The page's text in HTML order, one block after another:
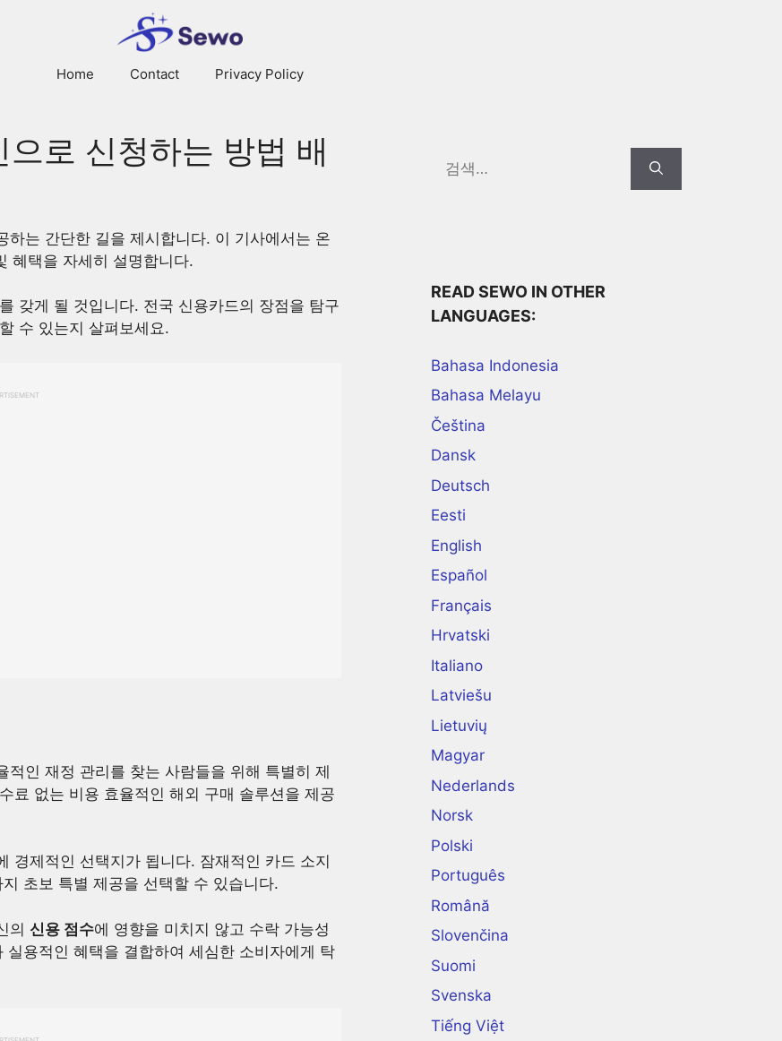
Home Contact Privacy Policy
로 신청하는 방법 배
는 간단한 길을 제시합니다. 이 기사에서는 온
혜택을 자세히 설명합니다.
갖게 될 것입니다. 전국 신용카드의 장점을 탐구
수 있는지 살펴보세요.
인 재정 관리를 찾는 사람들을 위해 특별히 제
료 없는 비용 효율적인 해외 구매 솔루션을 제공
경제적인 선택지가 됩니다. 잠재적인 카드 소지
초보 특별 제공을 선택할 수 있습니다.
의 신용 점수에 영향을 미치지 않고 수락 가능성
용적인 혜택을 결합하여 세심한 소비자에게 탁
for:
READ SEWO IN OTHER
LANGUAGES:
Bahasa Indonesia
Bahasa Melayu
Čeština
Dansk
Deutsch
Eesti
English
Español
Français
Hrvatski
Italiano
Latviešu
Lietuvių
Magyar
Nederlands
Norsk
Polski
Português
Română
Slovenčina
Suomi
Svenska
Tiếng Việt